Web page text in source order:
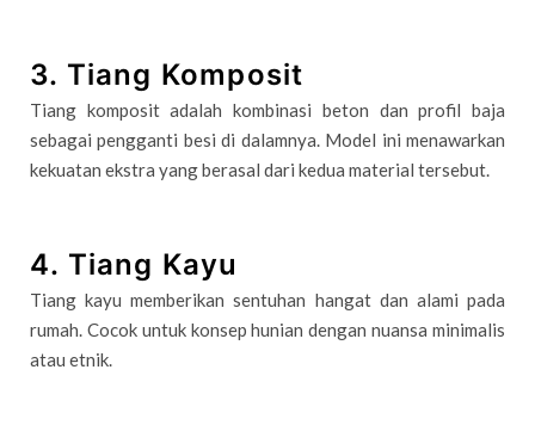
3. Tiang Komposit
Tiang komposit adalah kombinasi beton dan profil baja
sebagai pengganti besi di dalamnya. Model ini menawarkan
kekuatan ekstra yang berasal dari kedua material tersebut.
4. Tiang Kayu
Tiang kayu memberikan sentuhan hangat dan alami pada
rumah. Cocok untuk konsep hunian dengan nuansa minimalis
atau etnik.